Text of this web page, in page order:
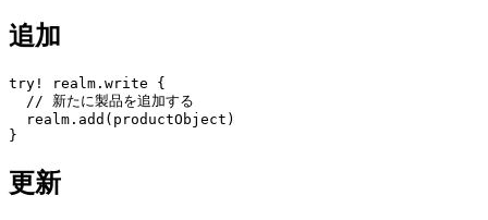
追加
try! realm.write {
  // 新たに製品を追加する
  realm.add(productObject)
}
更新